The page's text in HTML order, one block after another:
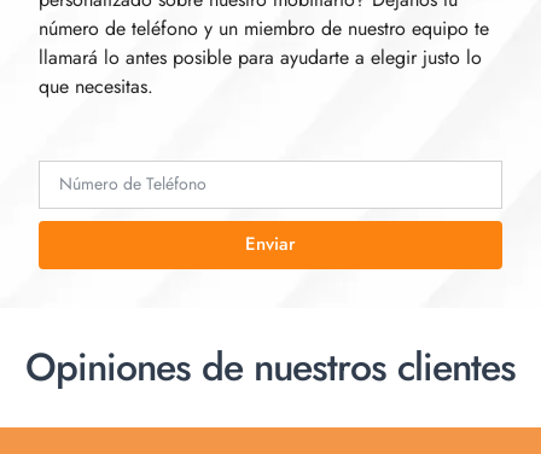
número de teléfono y un miembro de nuestro equipo te
llamará lo antes posible para ayudarte a elegir justo lo
que necesitas.
Enviar
Opiniones de nuestros clientes